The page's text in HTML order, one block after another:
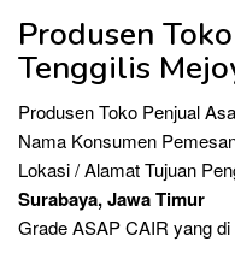
Produsen
Tenggilis
Produsen Toko Penjual
Nama Konsumen
Lokasi / Alamat Tujuan
Surabaya, Jawa Timur
Grade ASAP CAIR yang di